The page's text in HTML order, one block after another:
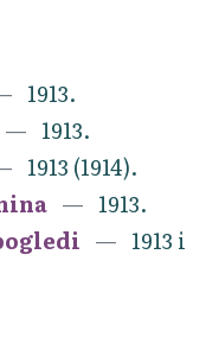
1913.
1913.
1913 (1914).
1913.
1913 i